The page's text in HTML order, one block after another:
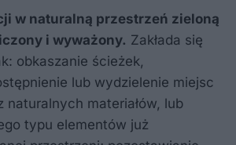
w naturalną przestrzeń zieloną
i wyważony. Zakłada się
obkaszanie ścieżek,
lub wydzielenie miejsc
naturalnych materiałów, lub
typu elementów już